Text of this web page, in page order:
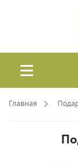
Главная